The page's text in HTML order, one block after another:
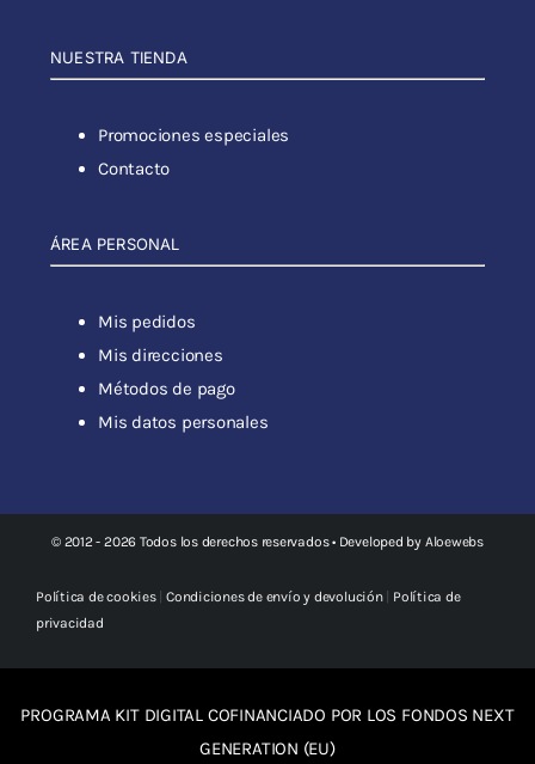
NUESTRA TIENDA
Promociones especiales
Contacto
ÁREA PERSONAL
Mis pedidos
Mis direcciones
Métodos de pago
Mis datos personales
© 2012 - 2026 Todos los derechos reservados • Developed by Aloewebs
Política de cookies|Condiciones de envío y devolución| Política de
privacidad
PROGRAMA KIT DIGITAL COFINANCIADO POR LOS FONDOS NEXT
GENERATION (EU)